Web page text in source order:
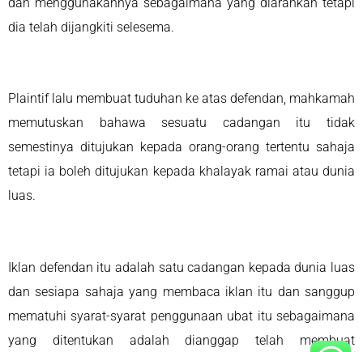
dia telah dijangkiti selesema.
Plaintif lalu membuat tuduhan ke atas defendan, mahkamah
memutuskan bahawa sesuatu cadangan itu tidak
semestinya ditujukan kepada orang-orang tertentu sahaja
tetapi ia boleh ditujukan kepada khalayak ramai atau dunia
luas.
Iklan defendan itu adalah satu cadangan kepada dunia luas
dan sesiapa sahaja yang membaca iklan itu dan sanggup
mematuhi syarat-syarat penggunaan ubat itu sebagaimana
yang ditentukan adalah dianggap telah membuat